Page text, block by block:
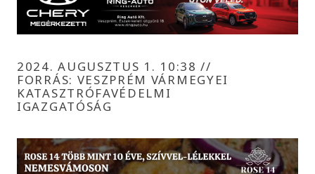
2024. AUGUSZTUS 1. 10:38//
FORRÁS: VESZPRÉM VÁRMEGYEI
KATASZTRÓFAVÉDELMI
IGAZGATÓSÁG